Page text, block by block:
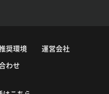
奨環境 運営会社
わせ